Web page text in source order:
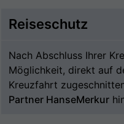
Reiseschutz
Nach Abschluss Ihrer
Möglichkeit, direkt auf
Kreuzfahrt
Partner HanseMerkur